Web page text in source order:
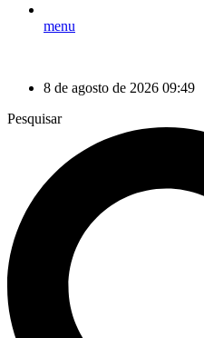
menu
8 de agosto de 2026 09:49
Pesquisar